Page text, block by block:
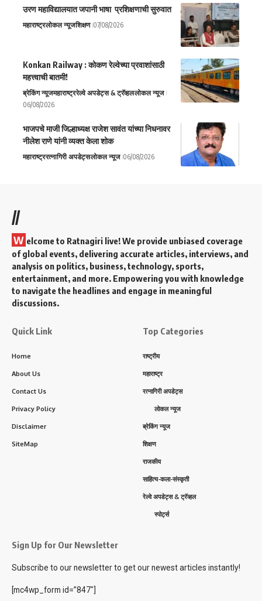
उरण महाविद्यालयात जपानी भाषा प्रशिक्षणाची सुरुवात
महाराष्ट्रलोकल न्यूजशिक्षण 07/08/2026
Konkan Railway : कोकण रेल्वेच्या प्रवाशांसाठी
महत्त्वाची बातमी!
ब्रेकिंग न्यूजमहाराष्ट्ररेल्वे अपडेट्स & ट्रॅव्हललोकल न्यूज
06/08/2026
भाजपचे माजी जिल्हाध्यक्ष राजेश सावंत यांच्या निधनावर
नीलेश राणे यांनी व्यक्त केला शोक
महाराष्ट्ररत्नागिरी अपडेट्सलोकल न्यूज 06/08/2026
//
W elcome to Ratnagiri live! We provide unbiased coverage
of global events, delivering accurate articles, interviews, and
analysis on politics, business, technology, sports,
entertainment, and more. Empowering you with knowledge
to navigate the headlines and engage in meaningful
discussions.
Quick Link
Home
About Us
Contact Us
Privacy Policy
Disclaimer
SiteMap
Top Categories
राष्ट्रीय
महाराष्ट्र
रत्नागिरी अपडेट्स
लोकल न्यूज
ब्रेकिंग न्यूज
शिक्षण
राजकीय
साहित्य-कला-संस्कृती
रेल्वे अपडेट्स & ट्रॅव्हल
स्पोर्ट्स
Sign Up for Our Newsletter
Subscribe to our newsletter to get our newest articles instantly!
[mc4wp_form id=”847″]